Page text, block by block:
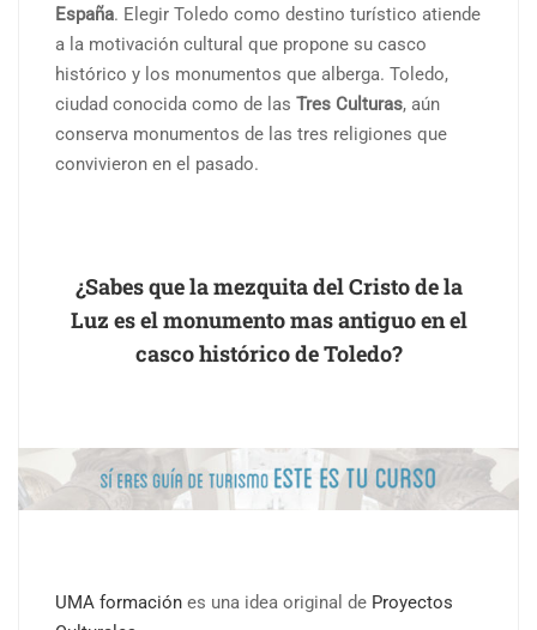
España. Elegir Toledo como destino turístico atiende
a la motivación cultural que propone su casco
histórico y los monumentos que alberga. Toledo,
ciudad conocida como de las Tres Culturas, aún
conserva monumentos de las tres religiones que
convivieron en el pasado.
¿Sabes que la mezquita del Cristo de la
Luz es el monumento mas antiguo en el
casco histórico de Toledo?
UMA formación es una idea original de Proyectos